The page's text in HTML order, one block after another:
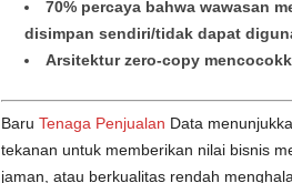
70% percaya bahwa wawasan
disimpan sendiri/tidak dapat
Arsitektur zero-copy
Baru Tenaga Penjualan Data
tekanan untuk memberikan nilai bisnis
jaman, atau berkualitas rendah